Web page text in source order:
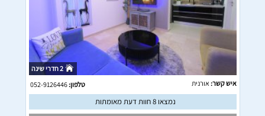
2 חדרי שינה
איש קשר: אורנית טלפון:052-9126446
נמצאו 8 חוות דעת מאומתות